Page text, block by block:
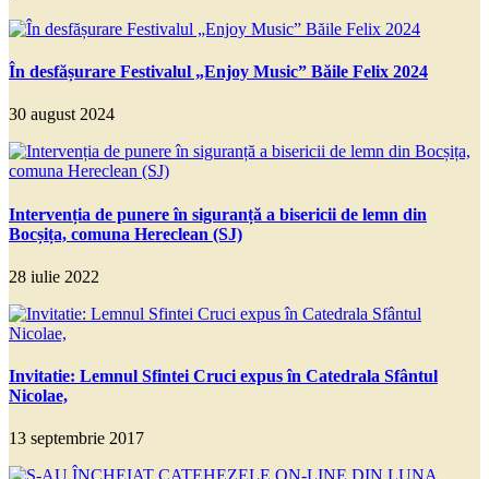
În desfășurare Festivalul „Enjoy Music” Băile Felix 2024
30 august 2024
Intervenția de punere în siguranță a bisericii de lemn din
Bocșița, comuna Hereclean (SJ)
28 iulie 2022
Invitatie: Lemnul Sfintei Cruci expus în Catedrala Sfântul
Nicolae,
13 septembrie 2017